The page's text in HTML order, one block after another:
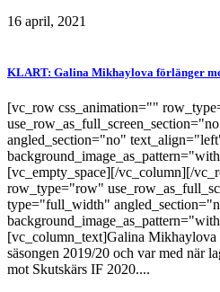
16 april, 2021
KLART: Galina Mikhaylova förlänger
[vc_row css_animation=""
angled_section="no"
[vc_empty_space][/vc_column][/
row_type="row"
type="full_width"
[vc_column_text]Galina
säsongen 2019/20 och var med när
mot Skutskärs IF 2020....